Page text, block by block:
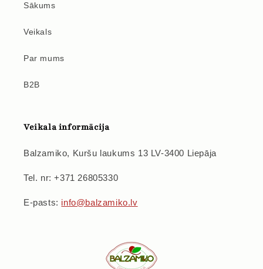
Sākums
Veikals
Par mums
B2B
Veikala informācija
Balzamiko, Kuršu laukums 13 LV-3400 Liepāja
Tel. nr: +371 26805330
E-pasts: info@balzamiko.lv